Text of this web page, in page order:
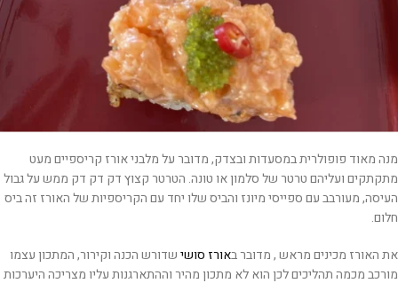
מנה מאוד פופולרית במסעדות ובצדק, מדובר על מלבני אורז קריספיים מעט
מתקתקים ועליהם טרטר של סלמון או טונה. הטרטר קצוץ דק דק דק ממש על גבול
העיסה, מעורבב עם ספייסי מיונז והביס שלו יחד עם הקריספיות של האורז זה ביס
חלום.
את האורז מכינים מראש , מדובר באורז סושישדורש הכנה וקירור, המתכון עצמו
מורכב מכמה תהליכים לכן הוא לא מתכון מהיר וההתארגנות עליו מצריכה היערכות